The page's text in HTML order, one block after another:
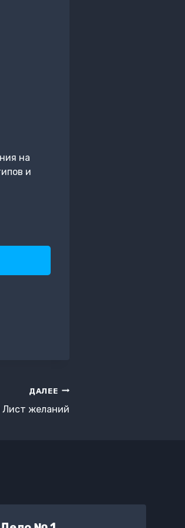
на
и
ДАЛЕЕ
Лист желаний